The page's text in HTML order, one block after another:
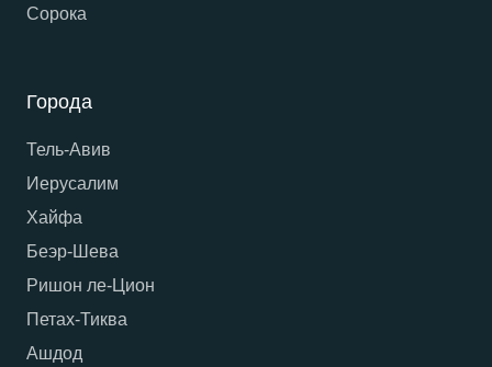
Сорока
Города
Тель-Авив
Иерусалим
Хайфа
Беэр-Шева
Ришон ле-Цион
Петах-Тиква
Ашдод